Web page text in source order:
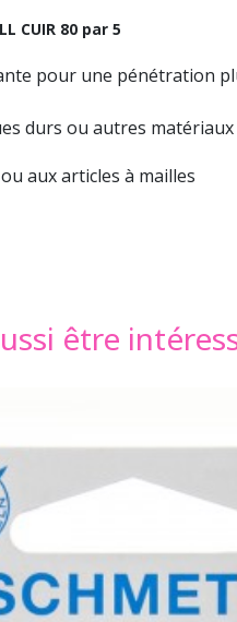
CUIR 80 par 5
pour une pénétration
durs ou autres matériaux
aux articles à mailles
être